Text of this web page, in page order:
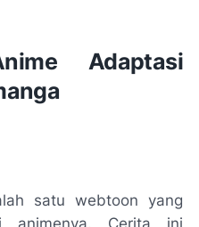
Adaptasi
satu webtoon yang
animenya. Cerita ini